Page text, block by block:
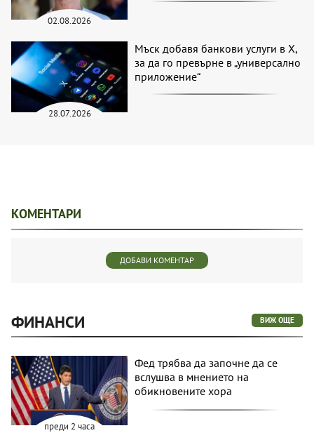
02.08.2026
28.07.2026
Мъск добавя банкови услуги в X,
за да го превърне в „универсално
приложение“
КОМЕНТАРИ
ДОБАВИ КОМЕНТАР
ФИНАНСИ ВИЖ ОЩЕ
преди 2 часа
Фед трябва да започне да се
вслушва в мнението на
обикновените хора